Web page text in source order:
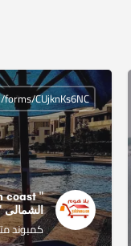
الشمالى
كمبوند
CUjknKs6NC